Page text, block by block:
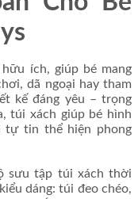
ích, giúp bé mang
dã ngoại hay tham
kế đáng yêu – trọng
túi xách giúp bé hình
tự tin thể hiện phong
sưu tập túi xách thời
dáng: túi đeo chéo,